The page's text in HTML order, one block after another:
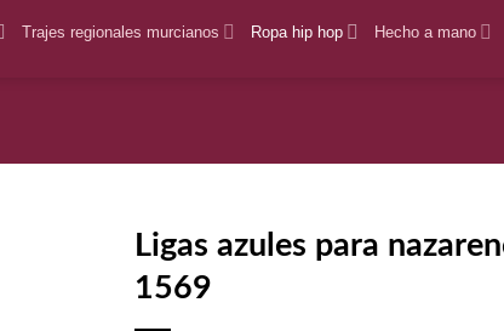
Trajes regionales murcianos Ropa hip hop Hecho a mano
Ligas azules para
1569